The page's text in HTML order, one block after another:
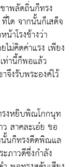
าพลัดถิ่นก็ทรง
ใด จากนั้นก็เสด็จ
าโรงช้างว่า
ม่คิดค่าแรง เพียง
ท่านี้ก็พอแล้ว
จึงรับพระองค์ไว้
รงหยิบพิณโกกนุท
สาคละเอ๋ย ขอ
นก็ทรงดีดพิณแล
ภาวดีซึ่งกำลัง